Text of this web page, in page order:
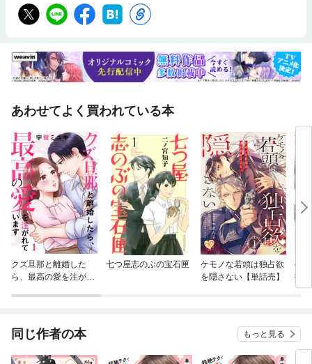
あわせてよく買われている本
クズ旦那と離婚した
ら、最高の愛を注がれ
七つ屋志のぶの宝石匣
ケモノな若頭は独占欲
を隠さない【単話売】
御
です
同じ作者の本 もっと見る